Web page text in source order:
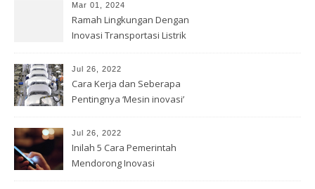
Mar 01, 2024
Ramah Lingkungan Dengan
Inovasi Transportasi Listrik
Jul 26, 2022
Cara Kerja dan Seberapa
Pentingnya ‘Mesin inovasi’
Jul 26, 2022
Inilah 5 Cara Pemerintah
Mendorong Inovasi